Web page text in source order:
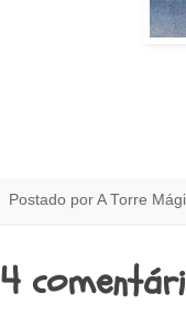
Postado por A Torre
4